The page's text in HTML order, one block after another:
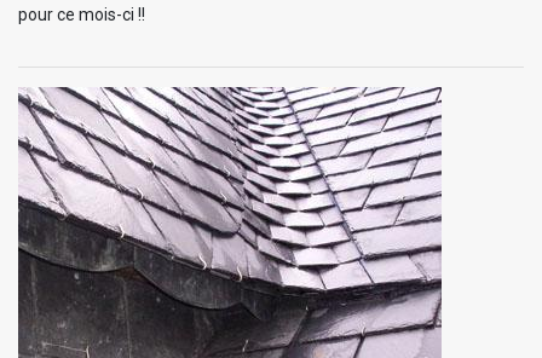
pour ce mois-ci !!